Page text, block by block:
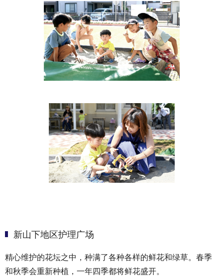
新山下地区护理广场
精心维护的花坛之中，种满了各种各样的鲜花和绿草。春季
和秋季会重新种植，一年四季都将鲜花盛开。